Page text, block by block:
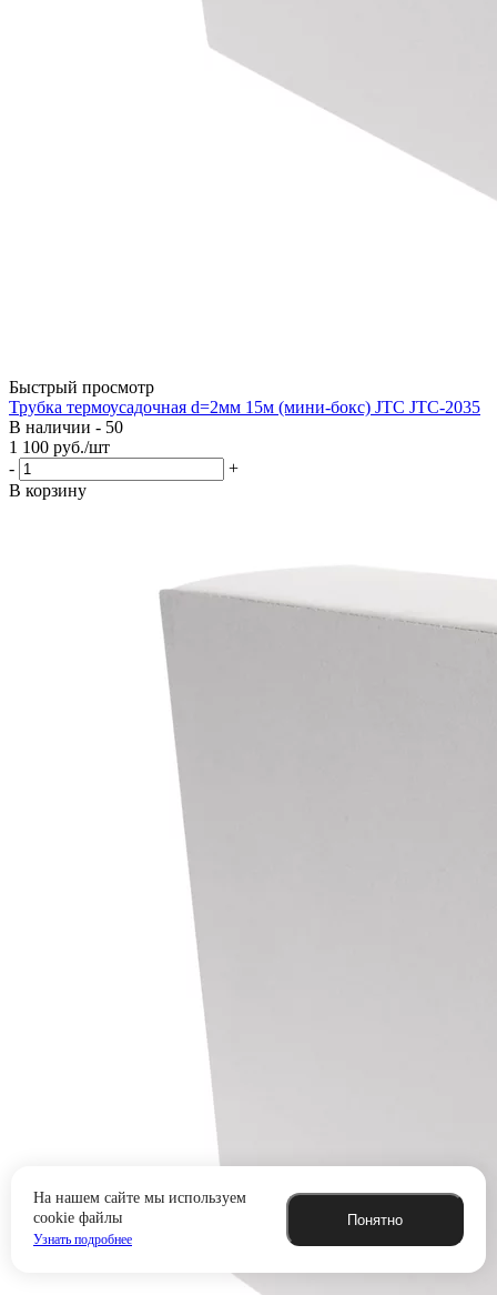
На нашем сайте мы используем
cookie файлы
Узнать подробнее
Понятно
Быстрый просмотр
Трубка термоусадочная d=2мм 15м (мини-бокс) JTC JTC-2035
В наличии - 50
1 100 руб./шт
-
+
В корзину